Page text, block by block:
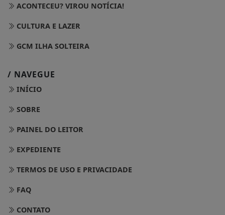
ACONTECEU? VIROU NOTÍCIA!
CULTURA E LAZER
GCM ILHA SOLTEIRA
/ NAVEGUE
INÍCIO
SOBRE
PAINEL DO LEITOR
EXPEDIENTE
TERMOS DE USO E PRIVACIDADE
FAQ
CONTATO